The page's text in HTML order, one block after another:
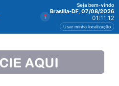
Seja bem-vindo
Brasília-DF, 07/08/2026
01:11:12
Usar minha localização